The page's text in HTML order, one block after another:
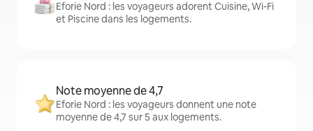
Eforie Nord : les voyageurs adorent Cuisine, Wi-Fi
et Piscine dans les logements.
Note moyenne de 4,7
Eforie Nord : les voyageurs donnent une note
moyenne de 4,7 sur 5 aux logements.